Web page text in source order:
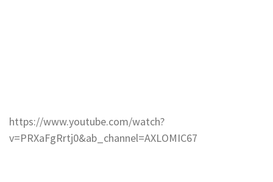
https://www.youtube.com/watch?
v=PRXaFgRrtj0&ab_channel=AXLOMIC67